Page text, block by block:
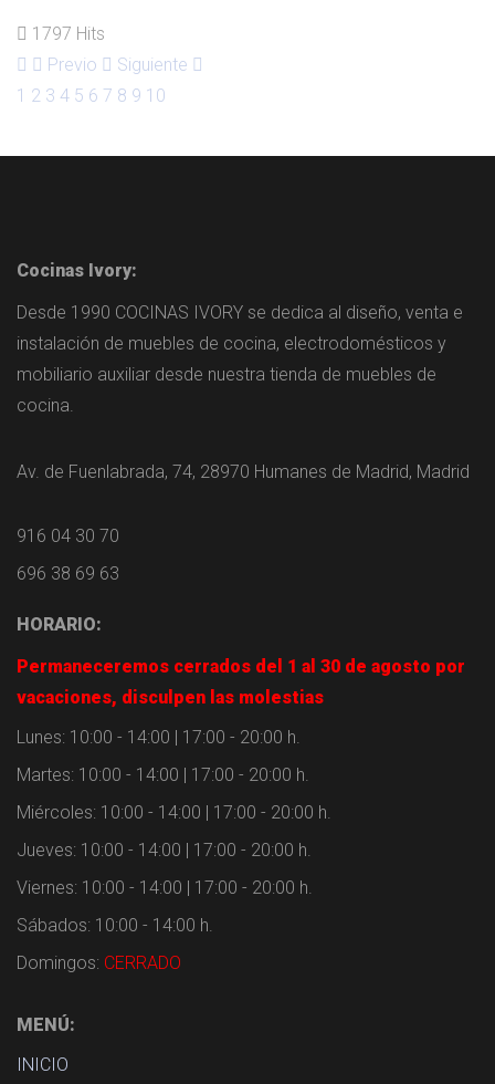
1797 Hits
Previo
Siguiente
1 2 3 4 5 6 7 8 9 10
Cocinas Ivory:
Desde 1990 COCINAS IVORY se dedica al diseño, venta e
instalación de muebles de cocina, electrodomésticos y
mobiliario auxiliar desde nuestra tienda de muebles de
cocina.
Av. de Fuenlabrada, 74, 28970 Humanes de Madrid, Madrid
916 04 30 70
696 38 69 63
HORARIO:
Permaneceremos cerrados del 1 al 30 de agosto por
vacaciones, disculpen las molestias
Lunes: 10:00 - 14:00 | 17:00 - 20:00 h.
Martes: 10:00 - 14:00 | 17:00 - 20:00 h.
Miércoles: 10:00 - 14:00 | 17:00 - 20:00 h.
Jueves: 10:00 - 14:00 | 17:00 - 20:00 h.
Viernes: 10:00 - 14:00 | 17:00 - 20:00 h.
Sábados: 10:00 - 14:00 h.
Domingos: CERRADO
MENÚ:
INICIO